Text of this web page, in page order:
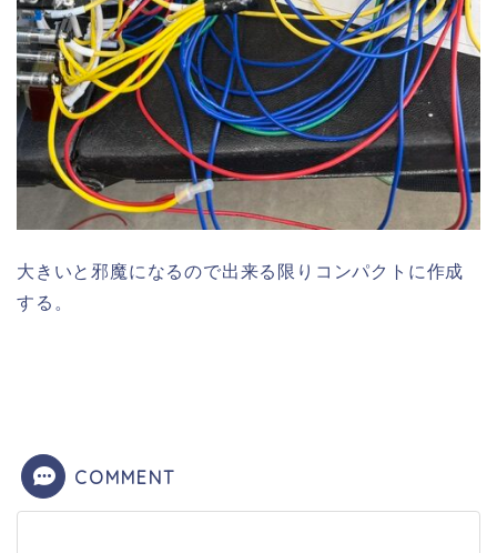
大きいと邪魔になるので出来る限りコンパクトに作成
する。
COMMENT